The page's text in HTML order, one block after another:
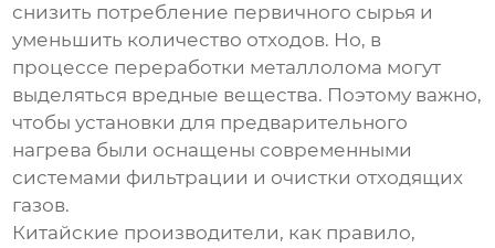
снизить потребление первичного сырья и
уменьшить количество отходов. Но, в
процессе переработки металлолома могут
выделяться вредные вещества. Поэтому важно,
чтобы установки для предварительного
нагрева были оснащены современными
системами фильтрации и очистки отходящих
газов.
Китайские производители, как правило,